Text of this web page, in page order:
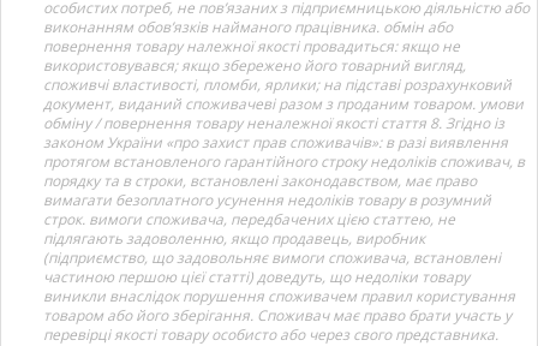
особистих потреб, не пов’язаних з підприємницькою діяльністю або
виконанням обов’язків найманого працівника. обмін або
повернення товару належної якості провадиться: якщо не
використовувався; якщо збережено його товарний вигляд,
споживчі властивості, пломби, ярлики; на підставі розрахунковий
документ, виданий споживачеві разом з проданим товаром. умови
обміну / повернення товару неналежної якості стаття 8. Згідно із
законом України «про захист прав споживачів»: в разі виявлення
протягом встановленого гарантійного строку недоліків споживач, в
порядку та в строки, встановлені законодавством, має право
вимагати безоплатного усунення недоліків товару в розумний
строк. вимоги споживача, передбачених цією статтею, не
підлягають задоволенню, якщо продавець, виробник
(підприємство, що задовольняє вимоги споживача, встановлені
частиною першою цієї статті) доведуть, що недоліки товару
виникли внаслідок порушення споживачем правил користування
товаром або його зберігання. Споживач має право брати участь у
перевірці якості товару особисто або через свого представника.